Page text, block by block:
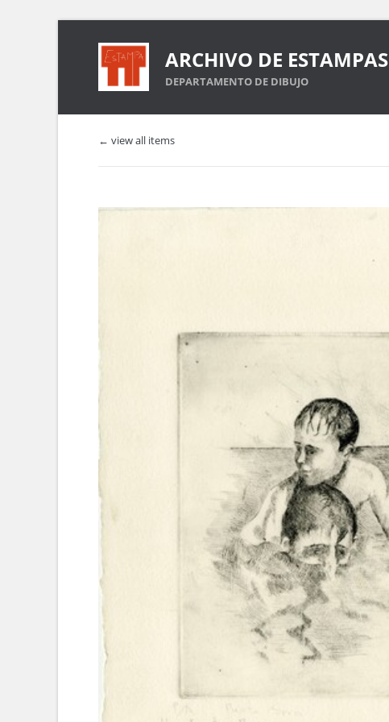
ARCHIVO DE ESTAMPAS
DEPARTAMENTO DE DIBUJO
← view all items